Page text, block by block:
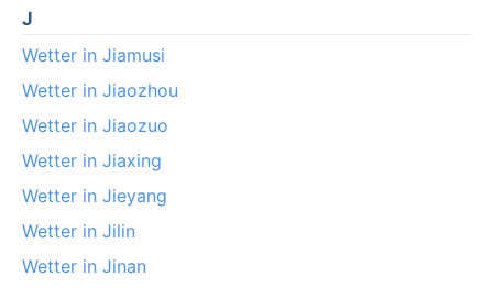
J
Wetter in Jiamusi
Wetter in Jiaozhou
Wetter in Jiaozuo
Wetter in Jiaxing
Wetter in Jieyang
Wetter in Jilin
Wetter in Jinan